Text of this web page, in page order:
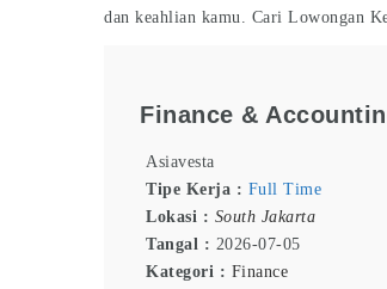
dan keahlian kamu. Cari Lowongan
Finance &
Asiavesta
Tipe Kerja : Full Time
Lokasi : South Jakarta
Tangal : 2026-07-05
Kategori : Finance